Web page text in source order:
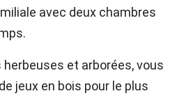
avec deux chambres
et arborées, vous
jeux en bois pour le plus